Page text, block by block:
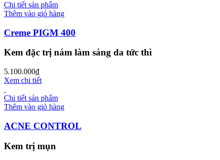
Chi tiết sản phẩm
Thêm vào giỏ hàng
Creme PIGM 400
Kem đặc trị nám làm sáng da tức thì
5.100.000₫
Xem chi tiết
Chi tiết sản phẩm
Thêm vào giỏ hàng
ACNE CONTROL
Kem trị mụn